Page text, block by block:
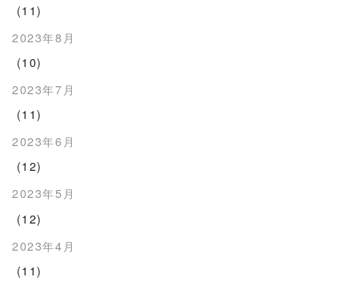
(11)
2023年8月
(10)
2023年7月
(11)
2023年6月
(12)
2023年5月
(12)
2023年4月
(11)